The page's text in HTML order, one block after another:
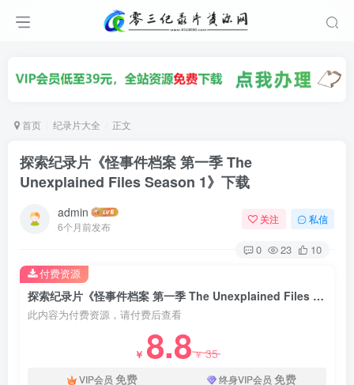
首页 纪录片大全 正文
探索纪录片《怪事件档案 第一季 The
Unexplained Files Season 1》下载
admin
6个月前发布
关注 私信
0 23 10
探索纪录片《怪事件档案 第一季 The Unexplained Files Season 1》下载
此内容为付费资源，请付费后查看
￥ 8.8￥35
VIP会员 免费 终身VIP会员 免费
付费资源